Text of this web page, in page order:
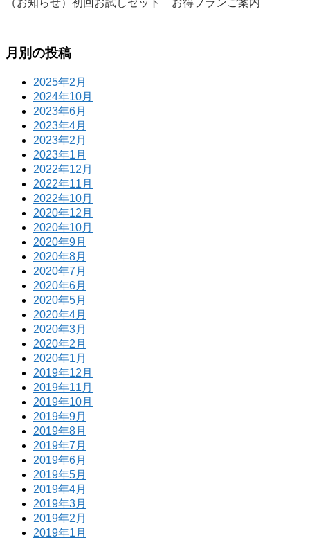
（お知らせ）初回お試しセット お得プランご案内
月別の投稿
2025年2月
2024年10月
2023年6月
2023年4月
2023年2月
2023年1月
2022年12月
2022年11月
2022年10月
2020年12月
2020年10月
2020年9月
2020年8月
2020年7月
2020年6月
2020年5月
2020年4月
2020年3月
2020年2月
2020年1月
2019年12月
2019年11月
2019年10月
2019年9月
2019年8月
2019年7月
2019年6月
2019年5月
2019年4月
2019年3月
2019年2月
2019年1月